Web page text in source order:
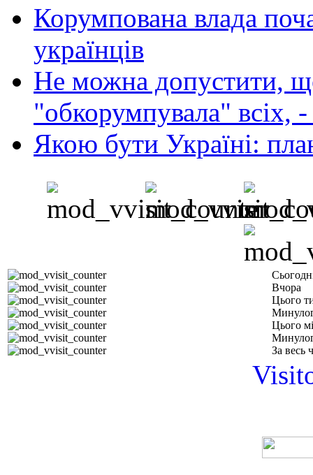
Корумпована влада
українців
Не можна допустити,
"обкорумпувала" всіх,
Якою бути Україні:
Вчора
Цього
Цього
За весь